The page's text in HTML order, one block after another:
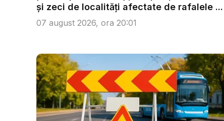
și zeci de localități afectate de rafalele ...
07 august 2026, ora 20:01